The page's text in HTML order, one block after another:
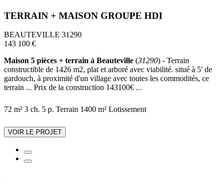
TERRAIN + MAISON GROUPE HDI
BEAUTEVILLE 31290
143 100 €
Maison 5 pièces + terrain à Beauteville (31290) - Terrain
constructible de 1426 m2, plat et arboré avec viabilité. situé à 5' de
gardouch, à proximité d'un village avec toutes les commodités, ce
terrain ... Prix de la construction 143100€ ...
72 m² 3 ch. 5 p. Terrain 1400 m² Lotissement
VOIR LE PROJET